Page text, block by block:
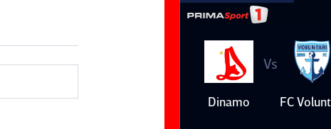
Vs
Csikszereda FC Voluntari